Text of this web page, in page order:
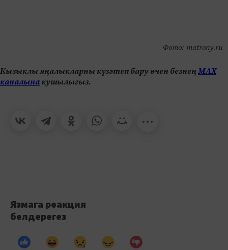
Фото: matrony.ru
Кызыклы яңалыкларны күзәтеп бару өчен безнеңМАХ
каналынакушылыгыз.
Язмага реакция
белдерегез